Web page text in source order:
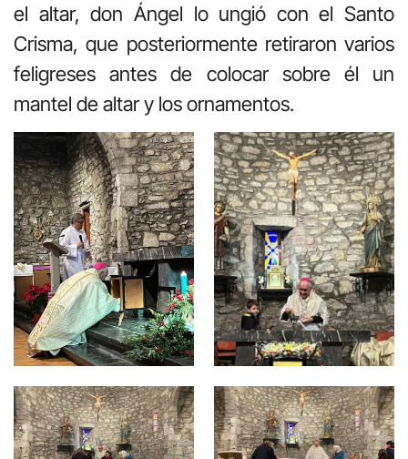
el altar, don Ángel lo ungió con el Santo
Crisma, que posteriormente retiraron varios
feligreses antes de colocar sobre él un
mantel de altar y los ornamentos.